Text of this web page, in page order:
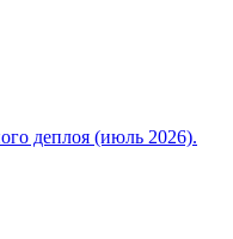
деплоя (июль 2026).